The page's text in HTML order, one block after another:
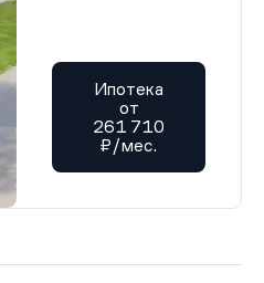
Ипотека
от
261 710
₽/мес.